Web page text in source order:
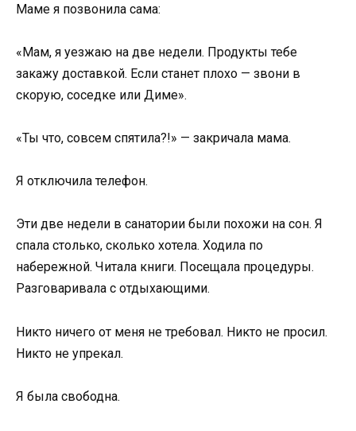
Маме я позвонила сама:
«Мам, я уезжаю на две недели. Продукты тебе
закажу доставкой. Если станет плохо — звони в
скорую, соседке или Диме».
«Ты что, совсем спятила?!» — закричала мама.
Я отключила телефон.
Эти две недели в санатории были похожи на сон. Я
спала столько, сколько хотела. Ходила по
набережной. Читала книги. Посещала процедуры.
Разговаривала с отдыхающими.
Никто ничего от меня не требовал. Никто не просил.
Никто не упрекал.
Я была свободна.